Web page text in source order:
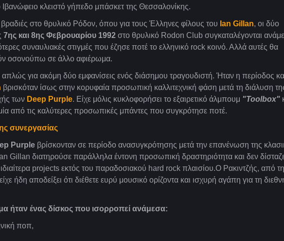
κλειστό γήπεδο μπάσκετ της Θεσσαλονίκης.
βραδιές στο θρυλικό Ρόδον, όπου για τους Έλληνες φίλους του Ian Gillan, οι δύο
7ης και 8ης Φεβρουαρίου 1992 στο θρυλικό Rodon Club συγκαταλέγονται
συναυλιακές στιγμές που έζησε ποτέ το ελληνικό rock κοινό. Αλλά αυτές θα
οσονούπω σε άλλο αφιέρωμα.
απλώς για ακόμη δύο εμφανίσεις ενός διάσημου τραγουδιστή. Ήταν η περίοδος
βρισκόταν ίσως στην κορυφαία προσωπική καλλιτεχνική φάση μετά τη διάλυση
των Deep Purple. Είχε μόλις κυκλοφορήσει το εξαιρετικό άλμπουμ "Toolbox"
από τις καλύτερες προσωπικές μπάντες που συγκρότησε ποτέ.
συνεργασίας
Purple βρίσκονταν σε περίοδο ανασυγκρότησης μετά την επανένωση της
Gillan διατηρούσε παράλληλα έντονη προσωπική δραστηριότητα και δεν
ιδιαίτερα projects εκτός του παραδοσιακού hard rock πλαισίου.Ο Ρακιντζής, από
ήδη αποδείξει ότι διέθετε ευρύ μουσικό ορίζοντα και ισχυρή αγάπη για τη
ήταν ένας δίσκος που ισορροπεί ανάμεσα:
ποπ,